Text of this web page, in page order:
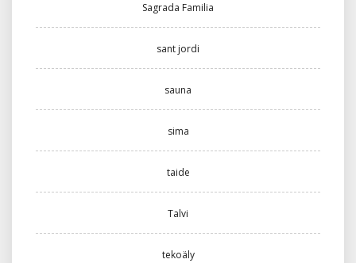
Sagrada Familia
sant jordi
sauna
sima
taide
Talvi
tekoäly